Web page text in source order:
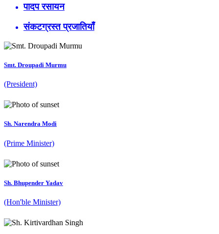
पादप रसायन
संकटग्रस्त प्रजातियाँ
Smt. Droupadi Murmu
(President)
Sh. Narendra Modi
(Prime Minister)
Sh. Bhupender Yadav
(Hon'ble Minister)